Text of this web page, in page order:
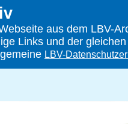
aus dem LBV-
Links und der
LBV-